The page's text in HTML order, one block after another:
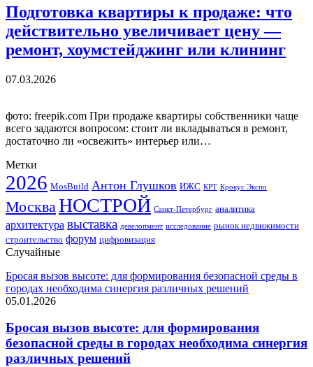
Подготовка квартиры к продаже: что
действительно увеличивает цену —
ремонт, хоумстейджинг или клининг
07.03.2026
фото: freepik.com При продаже квартиры собственники чаще
всего задаются вопросом: стоит ли вкладываться в ремонт,
достаточно ли «освежить» интерьер или…
Метки
2026 MosBuild Антон Глушков ИЖС КРТ Крокус Экспо
Москва НОСТРОЙ Санкт-Петербург аналитика
архитектура выставка девелопмент исследование рынок недвижимости
строительство форум цифровизация
Случайные
Бросая вызов высоте: для формирования безопасной среды в
городах необходима синергия различных решений
05.01.2026
Бросая вызов высоте: для формирования
безопасной среды в городах необходима синергия
различных решений